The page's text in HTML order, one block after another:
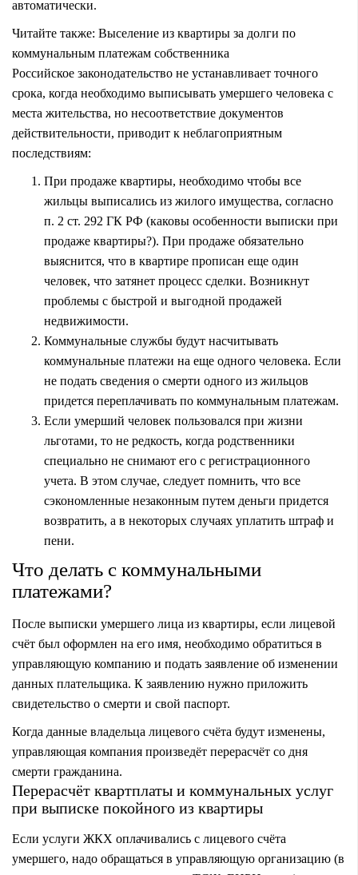
автоматически.
Читайте также: Выселение из квартиры за долги по
коммунальным платежам собственника
Российское законодательство не устанавливает точного
срока, когда необходимо выписывать умершего человека с
места жительства, но несоответствие документов
действительности, приводит к неблагоприятным
последствиям:
При продаже квартиры, необходимо чтобы все
жильцы выписались из жилого имущества, согласно
п. 2 ст. 292 ГК РФ (каковы особенности выписки при
продаже квартиры?). При продаже обязательно
выяснится, что в квартире прописан еще один
человек, что затянет процесс сделки. Возникнут
проблемы с быстрой и выгодной продажей
недвижимости.
Коммунальные службы будут насчитывать
коммунальные платежи на еще одного человека. Если
не подать сведения о смерти одного из жильцов
придется переплачивать по коммунальным платежам.
Если умерший человек пользовался при жизни
льготами, то не редкость, когда родственники
специально не снимают его с регистрационного
учета. В этом случае, следует помнить, что все
сэкономленные незаконным путем деньги придется
возвратить, а в некоторых случаях уплатить штраф и
пени.
Что делать с коммунальными
платежами?
После выписки умершего лица из квартиры, если лицевой
счёт был оформлен на его имя, необходимо обратиться в
управляющую компанию и подать заявление об изменении
данных плательщика. К заявлению нужно приложить
свидетельство о смерти и свой паспорт.
Когда данные владельца лицевого счёта будут изменены,
управляющая компания произведёт перерасчёт со дня
смерти гражданина.
Перерасчёт квартплаты и коммунальных услуг
при выписке покойного из квартиры
Если услуги ЖКХ оплачивались с лицевого счёта
умершего, надо обращаться в управляющую организацию (в